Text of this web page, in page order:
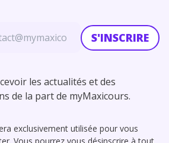
S'INSCRIRE
les actualités et des
de la part de myMaxicours.
exclusivement utilisée pour vous